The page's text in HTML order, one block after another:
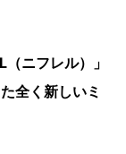
ニフレル）」
全く新しいミ